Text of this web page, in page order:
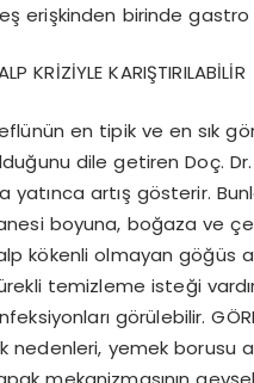
erişkinden birinde gastro
KRİZİYLE KARIŞTIRILABİLİR
en tipik ve en sık
dile getiren Doç.
yatınca artış gösterir.
boyuna, boğaza ve
kökenli olmayan göğüs
temizleme isteği
görülebilir.
nedenleri, yemek borusu